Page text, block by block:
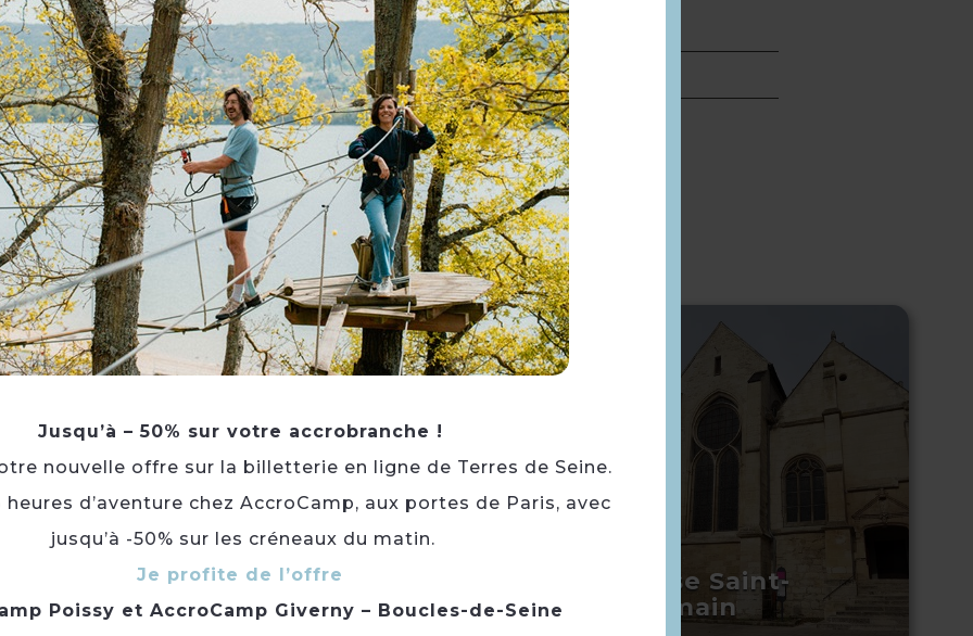
Parking à proximité
Langue(s) parlée(s) :Français
À voir aussi ...
d’Hôte à
Point Info
Tourisme
Eglise Saint-
Germain
Jusqu’à – 50% sur votre accrobranche !
nouvelle offre sur la billetterie en ligne de Terres de Seine.
d’aventure chez AccroCamp, aux portes de Paris, avec
jusqu’à -50% sur les créneaux du matin.
Je profite de l’offre
Poissy et AccroCamp Giverny – Boucles-de-Seine